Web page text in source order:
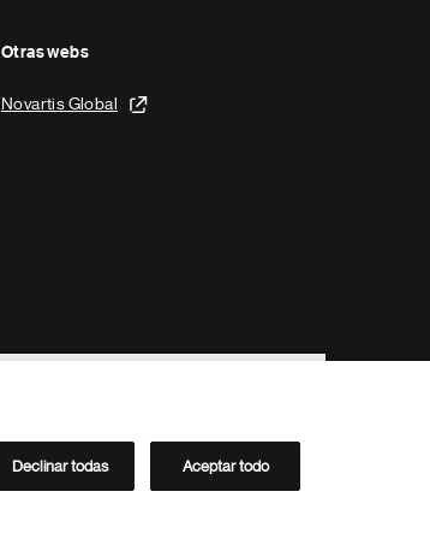
Otras webs
Novartis Global
Directorio de Novartis
Declinar todas Aceptar todo